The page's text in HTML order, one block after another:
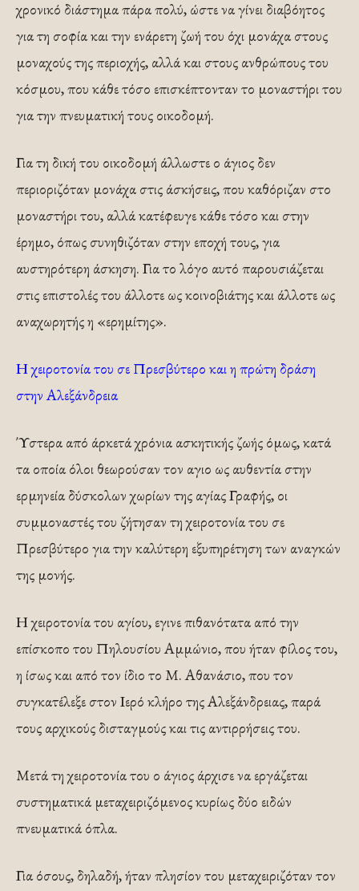
χρονικό διάστημα πάρα πολύ, ώστε να γίνει διαβόητος
για τη σοφία και την ενάρετη ζωή του όχι μονάχα στους
μοναχούς της περιοχής, αλλά και στους ανθρώπους του
κόσμου, που κάθε τόσο επισκέπτονταν το μοναστήρι του
για την πνευματική τους οικοδομή.
Για τη δική του οικοδομή άλλωστε ο άγιος δεν
περιοριζόταν μονάχα στις άσκήσεις, που καθόριζαν στο
μοναστήρι του, αλλά κατέφευγε κάθε τόσο και στην
έρημο, όπως συνηθιζόταν στην εποχή τους, για
αυστηρότερη άσκηση. Για το λόγο αυτό παρουσιάζεται
στις επιστολές του άλλοτε ως κοινοβιάτης και άλλοτε ως
αναχωρητής η «ερημίτης».
Η χειροτονία του σε Πρεσβύτερο και η πρώτη δράση
στην Αλεξάνδρεια
Ύστερα από άρκετά χρόνια ασκητικής ζωής όμως, κατά
τα οποία όλοι θεωρούσαν τον αγιο ως αυθεντία στην
ερμηνεία δύσκολων χωρίων της αγίας Γραφής, οι
συμμοναστές του ζήτησαν τη χειροτονία του σε
Πρεσβύτερο για την καλύτερη εξυπηρέτηση των αναγκών
της μονής.
Η χειροτονία του αγίου, εγινε πιθανότατα από την
επίσκοπο του Πηλουσίου Αμμώνιο, που ήταν φίλος του,
η ίσως και από τον ίδιο το Μ. Αθανάσιο, που τον
συγκατέλεξε στον Ιερό κλήρο της Αλεξάνδρειας, παρά
τους αρχικούς δισταγμούς και τις αντιρρήσεις του.
Μετά τη χειροτονία του ο άγιος άρχισε να εργάζεται
συστηματικά μεταχειριζόμενος κυρίως δύο ειδών
πνευματικά όπλα.
Για όσους, δηλαδή, ήταν πλησίον του μεταχειριζόταν τον